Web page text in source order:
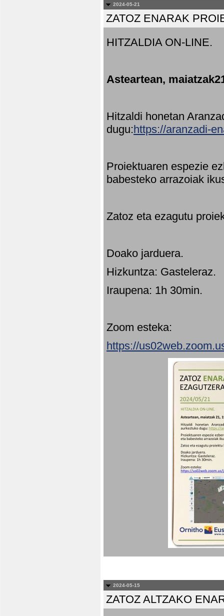
2024-05-21
ZATOZ ENARAK
HITZALDIA ON-LINE.
Asteartean,
Hitzaldi honetan
dugu:https://aranzadi-
Proiektuaren espezie
babesteko arrazoiak
Zatoz eta ezagutu
Doako jarduera.
Hizkuntza: Gasteleraz.
Iraupena: 1h 30min.
Zoom esteka:
https://
2024-05-15
ZATOZ ALTZAKO